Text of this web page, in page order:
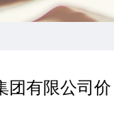
团有限公司价